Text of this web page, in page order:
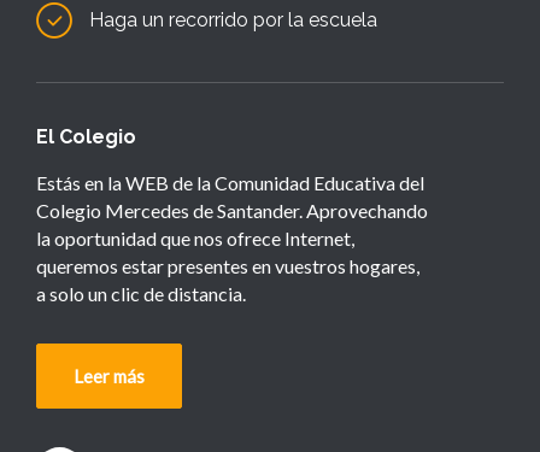
Haga un recorrido por la escuela
El Colegio
Estás en la WEB de la Comunidad Educativa del
Colegio Mercedes de Santander. Aprovechando
la oportunidad que nos ofrece Internet,
queremos estar presentes en vuestros hogares,
a solo un clic de distancia.
Leer más